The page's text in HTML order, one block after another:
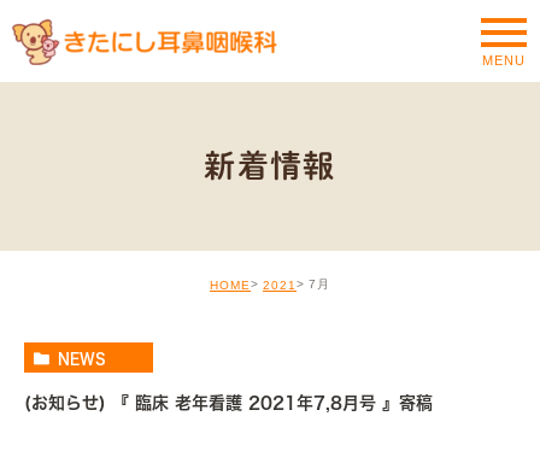
MENU
新着情報
HOME 2021 7月
NEWS
(お知らせ) 『 臨床 老年看護 2021年7,8月号 』寄稿